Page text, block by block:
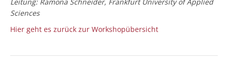
Sciences
Hier geht es zurück zur Workshopübersicht